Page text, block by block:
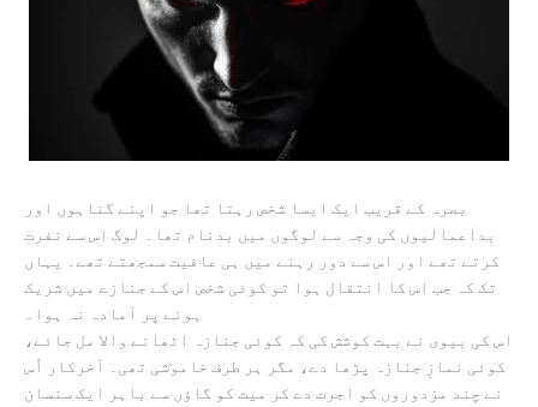
بصرہ کے قریب ایک ایسا شخص رہتا تھا جو اپنے گناہوں اور
بداعمالیوں کی وجہ سے لوگوں میں بدنام تھا۔ لوگ اس سے نفرت
کرتے تھے اور اس سے دور رہنے میں ہی عافیت سمجھتے تھے۔ یہاں
تک کہ جب اس کا انتقال ہوا تو کوئی شخص اس کے جنازے میں شریک
ہونے پر آمادہ نہ ہوا۔
اس کی بیوی نے بہت کوشش کی کہ کوئی جنازہ اٹھانے والا مل جائے،
کوئی نمازِ جنازہ پڑھا دے، مگر ہر طرف خاموشی تھی۔ آخرکار اُس
نے چند مزدوروں کو اجرت دے کر میت کو گاؤں سے باہر ایک سنسان